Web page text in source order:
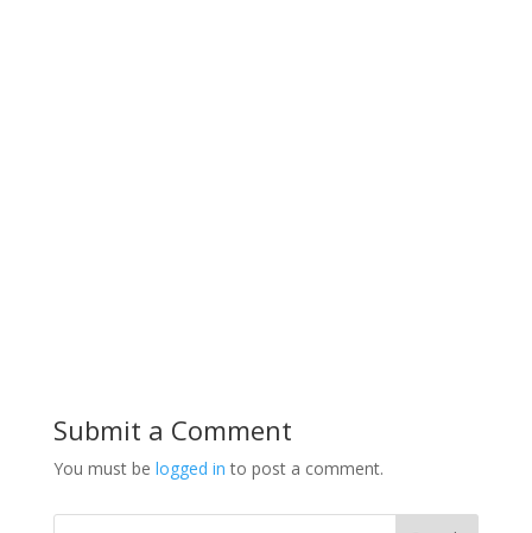
Submit a Comment
You must be logged in to post a comment.